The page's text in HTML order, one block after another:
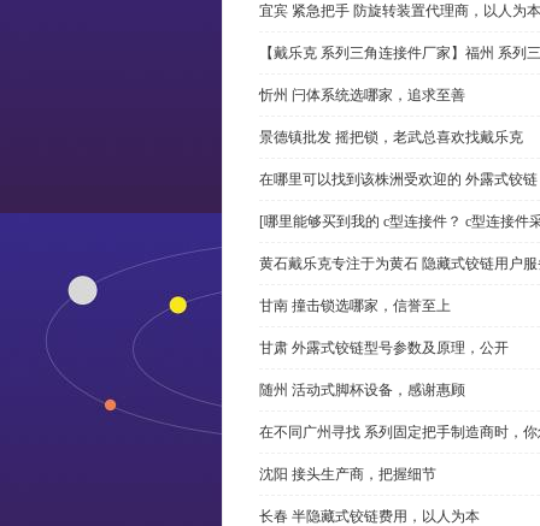
宜宾 紧急把手 防旋转装置代理商，以人为本
【戴乐克 系列三角连接件厂家】福州 系列
忻州 闩体系统选哪家，追求至善
景德镇批发 摇把锁，老武总喜欢找戴乐克
在哪里可以找到该株洲受欢迎的 外露式铰
[哪里能够买到我的 c型连接件？ c型连接件
黄石戴乐克专注于为黄石 隐藏式铰链用户
甘南 撞击锁选哪家，信誉至上
甘肃 外露式铰链型号参数及原理，公开
随州 活动式脚杯设备，感谢惠顾
在不同广州寻找 系列固定把手制造商时，
沈阳 接头生产商，把握细节
长春 半隐藏式铰链费用，以人为本